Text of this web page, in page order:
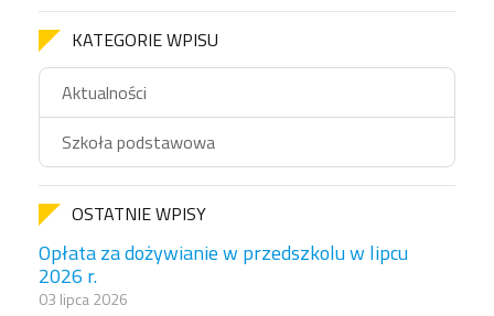
KATEGORIE WPISU
Aktualności
Szkoła podstawowa
OSTATNIE WPISY
Opłata za dożywianie w przedszkolu w lipcu
2026 r.
03 lipca 2026